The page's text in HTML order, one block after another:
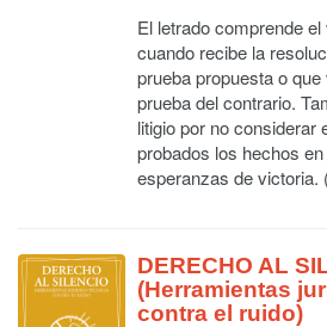
El letrado comprende
cuando recibe la
prueba propuesta o
prueba del contrario.
litigio por no considerar
probados los hechos
esperanzas de victoria.
DERECHO AL
(Herramientas
contra el ruido)